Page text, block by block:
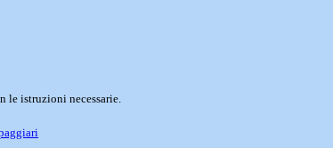
le istruzioni necessarie.